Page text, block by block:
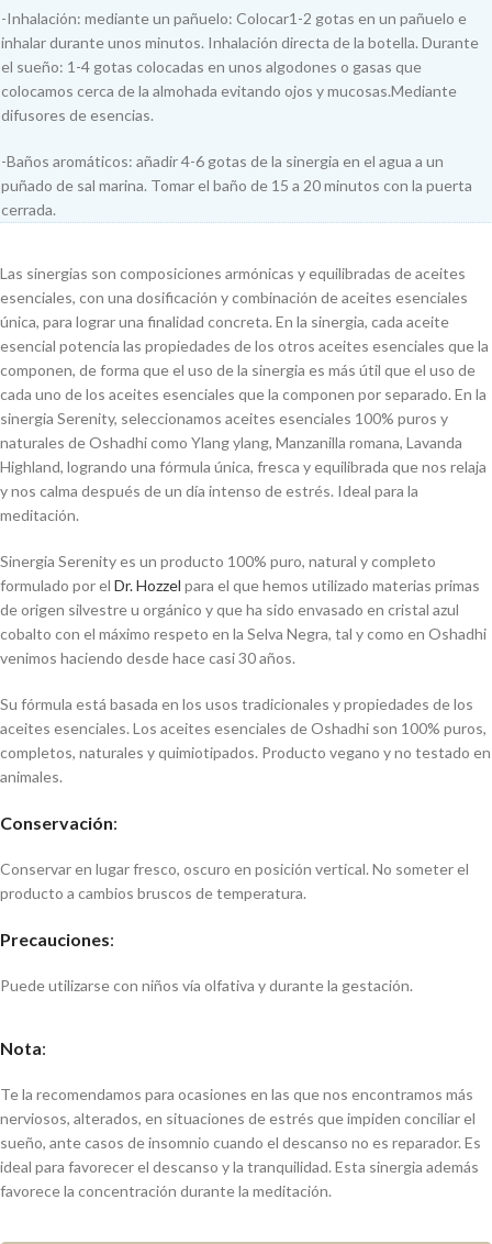
-Inhalación: mediante un pañuelo: Colocar1-2 gotas en un pañuelo e
inhalar durante unos minutos. Inhalación directa de la botella. Durante
el sueño: 1-4 gotas colocadas en unos algodones o gasas que
colocamos cerca de la almohada evitando ojos y mucosas.Mediante
difusores de esencias.
-Baños aromáticos: añadir 4-6 gotas de la sinergia en el agua a un
puñado de sal marina. Tomar el baño de 15 a 20 minutos con la puerta
cerrada.
Las sinergias son composiciones armónicas y equilibradas de aceites
esenciales, con una dosificación y combinación de aceites esenciales
única, para lograr una finalidad concreta. En la sinergia, cada aceite
esencial potencia las propiedades de los otros aceites esenciales que la
componen, de forma que el uso de la sinergia es más útil que el uso de
cada uno de los aceites esenciales que la componen por separado. En la
sinergia Serenity, seleccionamos aceites esenciales 100% puros y
naturales de Oshadhi como Ylang ylang, Manzanilla romana, Lavanda
Highland, logrando una fórmula única, fresca y equilibrada que nos relaja
y nos calma después de un día intenso de estrés. Ideal para la
meditación.
Sinergia Serenity es un producto 100% puro, natural y completo
formulado por el Dr. Hozzel para el que hemos utilizado materias primas
de origen silvestre u orgánico y que ha sido envasado en cristal azul
cobalto con el máximo respeto en la Selva Negra, tal y como en Oshadhi
venimos haciendo desde hace casi 30 años.
Su fórmula está basada en los usos tradicionales y propiedades de los
aceites esenciales. Los aceites esenciales de Oshadhi son 100% puros,
completos, naturales y quimiotipados. Producto vegano y no testado en
animales.
Conservación:
Conservar en lugar fresco, oscuro en posición vertical. No someter el
producto a cambios bruscos de temperatura.
Precauciones:
Puede utilizarse con niños vía olfativa y durante la gestación.
Nota:
Te la recomendamos para ocasiones en las que nos encontramos más
nerviosos, alterados, en situaciones de estrés que impiden conciliar el
sueño, ante casos de insomnio cuando el descanso no es reparador. Es
ideal para favorecer el descanso y la tranquilidad. Esta sinergia además
favorece la concentración durante la meditación.